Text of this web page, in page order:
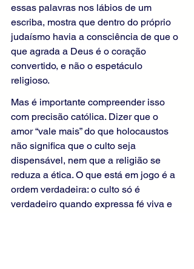
essas palavras nos lábios de um
escriba, mostra que dentro do próprio
judaísmo havia a consciência de que o
que agrada a Deus é o coração
convertido, e não o espetáculo
religioso.
Mas é importante compreender isso
com precisão católica. Dizer que o
amor “vale mais” do que holocaustos
não significa que o culto seja
dispensável, nem que a religião se
reduza a ética. O que está em jogo é a
ordem verdadeira: o culto só é
verdadeiro quando expressa fé viva e